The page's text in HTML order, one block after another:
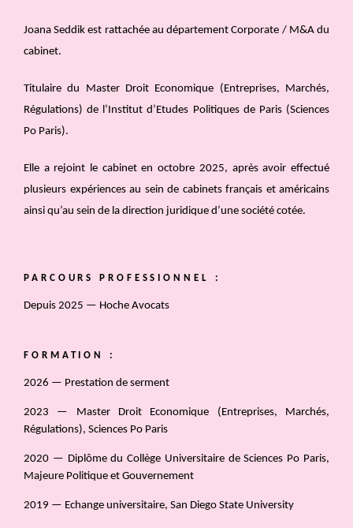
Joana Seddik est rattachée au département Corporate / M&A du
cabinet.
Titulaire du Master Droit Economique (Entreprises, Marchés,
Régulations) de l’Institut d’Etudes Politiques de Paris (Sciences
Po Paris).
Elle a rejoint le cabinet en octobre 2025, après avoir effectué
plusieurs expériences au sein de cabinets français et américains
ainsi qu’au sein de la direction juridique d’une société cotée.
PARCOURS PROFESSIONNEL :
Depuis 2025 — Hoche Avocats
FORMATION :
2026 — Prestation de serment
2023 — Master Droit Economique (Entreprises, Marchés,
Régulations), Sciences Po Paris
2020 — Diplôme du Collège Universitaire de Sciences Po Paris,
Majeure Politique et Gouvernement
2019 — Echange universitaire, San Diego State University